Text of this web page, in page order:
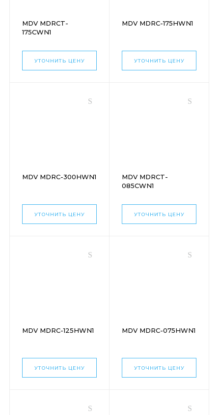
MDV MDRCT-
175CWN1
УТОЧНИТЬ ЦЕНУ
MDV MDRC-175HWN1
УТОЧНИТЬ ЦЕНУ
MDV MDRC-300HWN1
УТОЧНИТЬ ЦЕНУ
MDV MDRCT-
085CWN1
УТОЧНИТЬ ЦЕНУ
MDV MDRC-125HWN1
УТОЧНИТЬ ЦЕНУ
MDV MDRC-075HWN1
УТОЧНИТЬ ЦЕНУ